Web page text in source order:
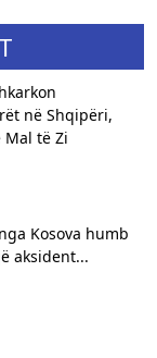
në Shqipëri,
Mal të Zi
Kosova humb
aksident...